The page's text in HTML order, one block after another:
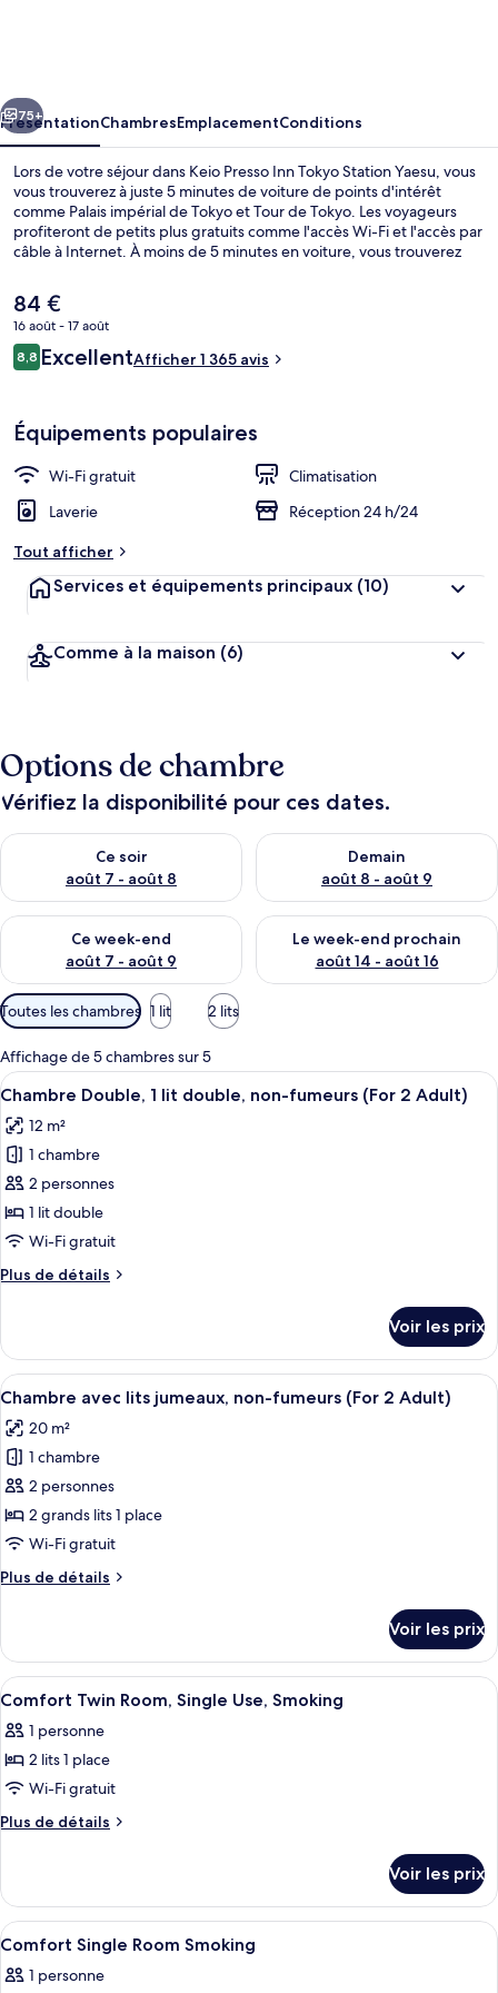
Station
Yaesu
Extérieur
Suivant
75+
PrésentationChambresEmplacementConditions
Lors de votre séjour dans Keio Presso Inn Tokyo Station Yaesu, vous
vous trouverez à juste 5 minutes de voiture de points d'intérêt
comme Palais impérial de Tokyo et Tour de Tokyo. Les voyageurs
profiteront de petits plus gratuits comme l'accès Wi-Fi et l'accès par
câble à Internet. À moins de 5 minutes en voiture, vous trouverez
voyageurs aiment le fait que les transports publics se trouvent à une
courte distance de marche : Station de métro Kyōbashi est à 4
minutes à pied et Station de métro Nihombashi, à 5 minutes.
Le
prix
actuel
est
84 €
16 août - 17 août
Avis
voyageurs
8,88,8 sur 10
ExcellentAfficher 1 365 avis
Équipements populaires
Wi-Fi gratuit
Climatisation
Laverie
Réception 24 h/24
Tout afficher
Services et équipements principaux (10)
Comme à la maison (6)
Options de chambre
Vérifiez la disponibilité pour ces dates.
Ce soir
août 7 - août 8
Vérifier la disponibilité pour ce soir août 7 - août 8
Demain
août 8 - août 9
Vérifier la disponibilité pour
Ce week-end
août 7 - août 9
Vérifier la disponibilité pour ce week-end août 7 - août 9
Le week-end prochain
août 14 - août 16
Vérifier la disponibilité pour
Filtres
disponibles
pour
les
chambres
Toutes les chambres 1 lit 2 lits
Affichage de 5 chambres sur 5
Afficher
toutes
les
photos
pour
ce
type
chambre :
lit
double,
non-
fumeurs
(For
2
Adult)
Chambre Double, 1 lit double, non-
10
Chambre Double, 1 lit double, non-fumeurs (For 2 Adult)
12 m²
1 chambre
2 personnes
1 lit double
Wi-Fi gratuit
Plus de détails
Plus
le
type
de
Chambre
Double,
lit
double,
non-
fumeurs
(For
Voir les prix
Afficher
toutes
les
photos
pour
ce
type
chambre :
lits
jumeaux,
non-
fumeurs
(For
2
Adult)
Chambre avec lits jumeaux, non-
8
Chambre avec lits jumeaux, non-fumeurs (For 2 Adult)
20 m²
1 chambre
2 personnes
2 grands lits 1 place
Wi-Fi gratuit
Plus de détails
Plus
le
type
de
Chambre
avec
jumeaux,
non-
fumeurs
Adult)
Voir les prix
Afficher
toutes
les
photos
pour
ce
chambre :
Comfort
Twin
Room,
1
Comfort Twin Room, Single Use, Smoking
1 personne
2 lits 1 place
Wi-Fi gratuit
Plus de détails
Plus
le
type
de
Comfort
Voir les prix
Afficher
toutes
les
1
Comfort Single Room Smoking
1 personne